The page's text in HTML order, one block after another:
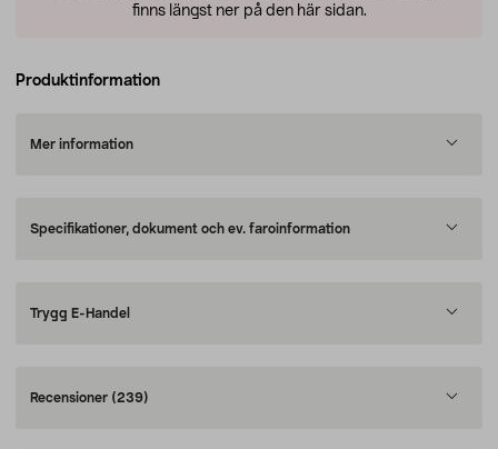
finns längst ner på den här sidan.
Produktinformation
Mer information
Specifikationer, dokument och ev. faroinformation
Trygg E-Handel
Recensioner (239)